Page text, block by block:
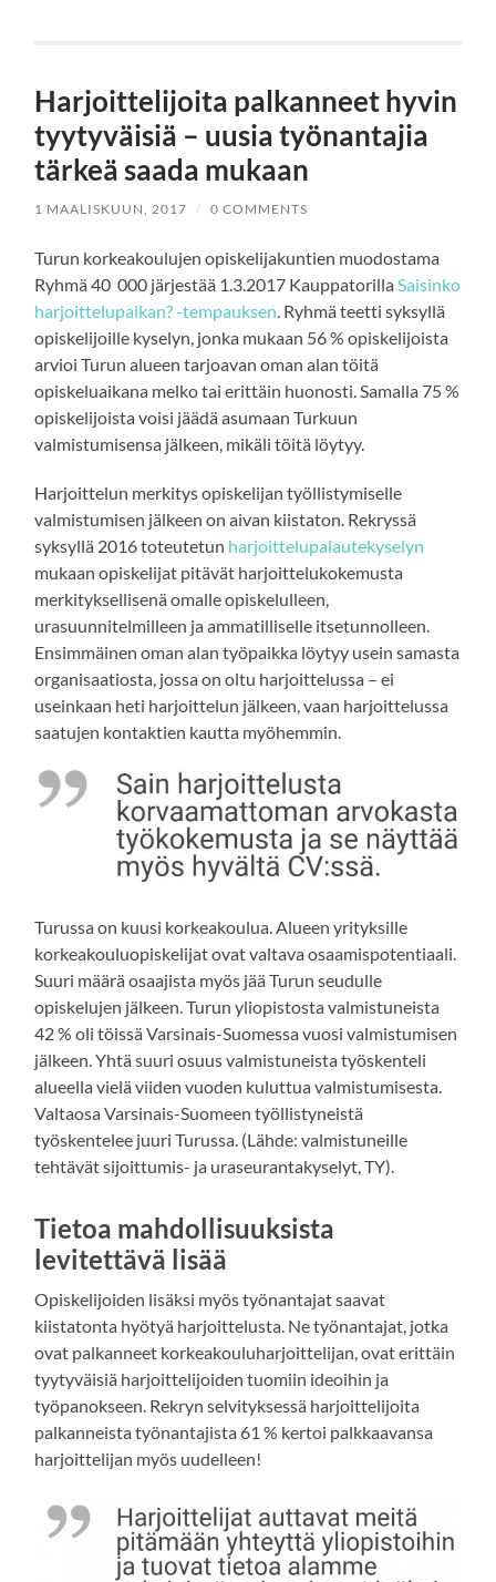
Harjoittelijoita palkanneet hyvin
tyytyväisiä – uusia työnantajia
tärkeä saada mukaan
1 MAALISKUUN, 2017 / 0 COMMENTS
Turun korkeakoulujen opiskelijakuntien muodostama
Ryhmä 40 000 järjestää 1.3.2017 Kauppatorilla Saisinko
harjoittelupaikan? -tempauksen . Ryhmä teetti syksyllä
opiskelijoille kyselyn, jonka mukaan 56 % opiskelijoista
arvioi Turun alueen tarjoavan oman alan töitä
opiskeluaikana melko tai erittäin huonosti. Samalla 75 %
opiskelijoista voisi jäädä asumaan Turkuun
valmistumisensa jälkeen, mikäli töitä löytyy.
Harjoittelun merkitys opiskelijan työllistymiselle
valmistumisen jälkeen on aivan kiistaton. Rekryssä
syksyllä 2016 toteutetun harjoittelupalautekyselyn
mukaan opiskelijat pitävät harjoittelukokemusta
merkityksellisenä omalle opiskelulleen,
urasuunnitelmilleen ja ammatilliselle itsetunnolleen.
Ensimmäinen oman alan työpaikka löytyy usein samasta
organisaatiosta, jossa on oltu harjoittelussa – ei
useinkaan heti harjoittelun jälkeen, vaan harjoittelussa
saatujen kontaktien kautta myöhemmin.
Turussa on kuusi korkeakoulua. Alueen yrityksille
korkeakouluopiskelijat ovat valtava osaamispotentiaali.
Suuri määrä osaajista myös jää Turun seudulle
opiskelujen jälkeen. Turun yliopistosta valmistuneista
42 % oli töissä Varsinais-Suomessa vuosi valmistumisen
jälkeen. Yhtä suuri osuus valmistuneista työskenteli
alueella vielä viiden vuoden kuluttua valmistumisesta.
Valtaosa Varsinais-Suomeen työllistyneistä
työskentelee juuri Turussa. (Lähde: valmistuneille
tehtävät sijoittumis- ja uraseurantakyselyt, TY).
Tietoa mahdollisuuksista
levitettävä lisää
Opiskelijoiden lisäksi myös työnantajat saavat
kiistatonta hyötyä harjoittelusta. Ne työnantajat, jotka
ovat palkanneet korkeakouluharjoittelijan, ovat erittäin
tyytyväisiä harjoittelijoiden tuomiin ideoihin ja
työpanokseen. Rekryn selvityksessä harjoittelijoita
palkanneista työnantajista 61 % kertoi palkkaavansa
harjoittelijan myös uudelleen!